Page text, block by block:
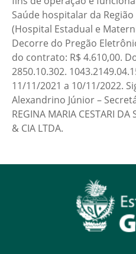
Saúde hospitalar da
(Hospital Estadual e
Decorre do Pregão
do contrato: R$ 4.610,00.
2850.10.302.
11/11/2021 a 10/11/2022.
Alexandrino Júnior –
REGINA MARIA CESTARI DA
& CIA LTDA.